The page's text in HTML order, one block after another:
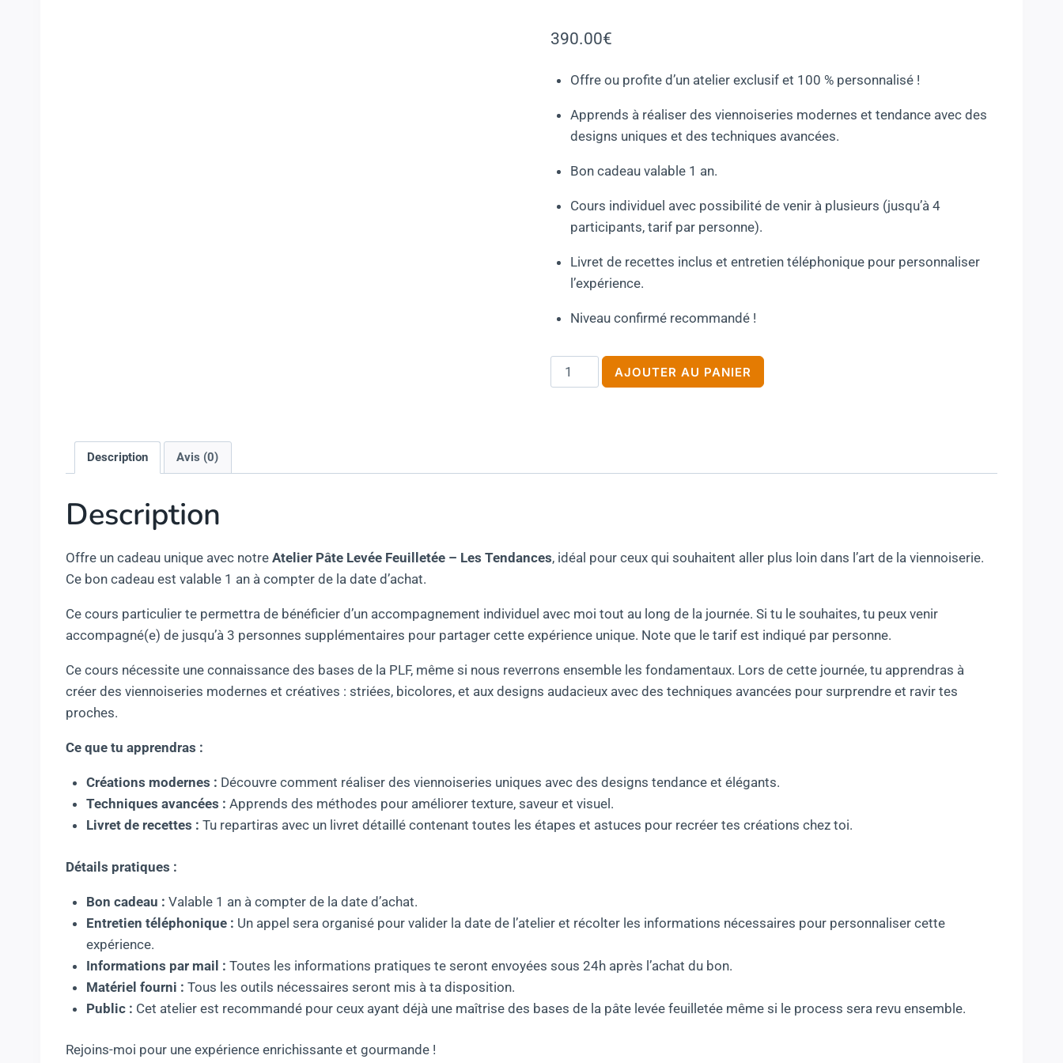
390.00€
Offre ou profite d’un atelier exclusif et 100 % personnalisé !
Apprends à réaliser des viennoiseries modernes et tendance avec des
designs uniques et des techniques avancées.
Bon cadeau valable 1 an.
Cours individuel avec possibilité de venir à plusieurs (jusqu’à 4
participants, tarif par personne).
Livret de recettes inclus et entretien téléphonique pour personnaliser
l’expérience.
Niveau confirmé recommandé !
quantité
de
-
AJOUTER AU PANIER
Description Avis (0)
Description
Offre un cadeau unique avec notre Atelier Pâte Levée Feuilletée – Les Tendances, idéal pour ceux qui souhaitent aller plus loin dans l’art de la viennoiserie.
Ce bon cadeau est valable 1 an à compter de la date d’achat.
Ce cours particulier te permettra de bénéficier d’un accompagnement individuel avec moi tout au long de la journée. Si tu le souhaites, tu peux venir
accompagné(e) de jusqu’à 3 personnes supplémentaires pour partager cette expérience unique. Note que le tarif est indiqué par personne.
Ce cours nécessite une connaissance des bases de la PLF, même si nous reverrons ensemble les fondamentaux. Lors de cette journée, tu apprendras à
créer des viennoiseries modernes et créatives : striées, bicolores, et aux designs audacieux avec des techniques avancées pour surprendre et ravir tes
proches.
Ce que tu apprendras :
Créations modernes : Découvre comment réaliser des viennoiseries uniques avec des designs tendance et élégants.
Techniques avancées : Apprends des méthodes pour améliorer texture, saveur et visuel.
Livret de recettes : Tu repartiras avec un livret détaillé contenant toutes les étapes et astuces pour recréer tes créations chez toi.
Détails pratiques :
Bon cadeau : Valable 1 an à compter de la date d’achat.
Entretien téléphonique : Un appel sera organisé pour valider la date de l’atelier et récolter les informations nécessaires pour personnaliser cette
expérience.
Informations par mail : Toutes les informations pratiques te seront envoyées sous 24h après l’achat du bon.
Matériel fourni : Tous les outils nécessaires seront mis à ta disposition.
Public : Cet atelier est recommandé pour ceux ayant déjà une maîtrise des bases de la pâte levée feuilletée même si le process sera revu ensemble.
Rejoins-moi pour une expérience enrichissante et gourmande !